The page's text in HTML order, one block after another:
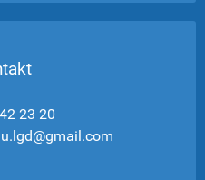
23 20